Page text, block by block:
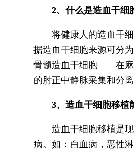
2、什么是造血干细
将健康人的造血干细
据造血干细胞来源可分
骨髓造血干细胞——在麻
的肘正中静脉采集和分
3、造血干细胞移植
造血干细胞移植是现
病。如：白血病，恶性